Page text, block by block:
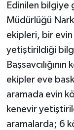
Edinilen bilgiye
Müdürlüğü
ekipleri, bir
yetiştirildiği
ekipler eve
aramada evin
kenevir
aramalarda; 6
TÜRKİYE